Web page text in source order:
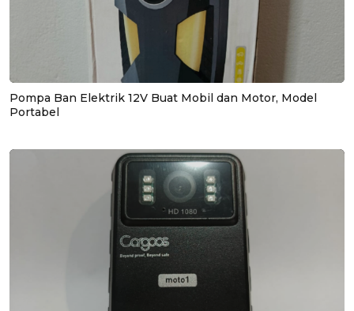
Pompa Ban Elektrik 12V Buat Mobil dan Motor, Model
Portabel